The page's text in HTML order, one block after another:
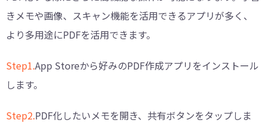
きメモや画像、スキャン機能を活用できるアプリが多く、
より多用途にPDFを活用できます。
Step1.App Storeから好みのPDF作成アプリをインストール
します。
Step2.PDF化したいメモを開き、共有ボタンをタップしま